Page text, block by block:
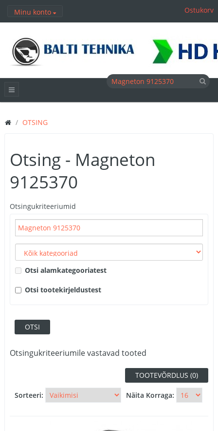
Minu konto Ostukorv
OTSING
Otsing - Magneton
9125370
Otsingukriteeriumid
Otsi alamkategooriatest
Otsi tootekirjeldustest
Otsingukriteeriumile vastavad tooted
TOOTEVÕRDLUS (0)
Sorteeri: Näita Korraga: